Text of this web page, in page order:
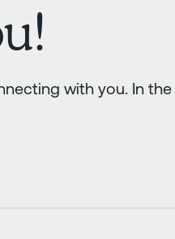
with you. In